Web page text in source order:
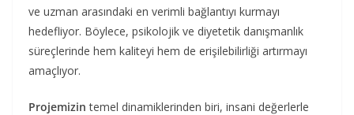
ve uzman arasındaki en verimli bağlantıyı kurmayı
hedefliyor. Böylece, psikolojik ve diyetetik danışmanlık
süreçlerinde hem kaliteyi hem de erişilebilirliği artırmayı
amaçlıyor.
Projemizintemel dinamiklerinden biri, insani değerlerle